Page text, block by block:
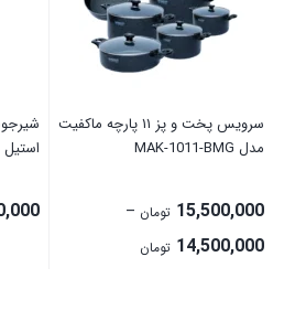
سرویس پخت و پز ۱۱ پارچه ماکفیت
مدل MAK-1011-BMG
15,500,000 تومان –
14,500,000 تومان
استیل